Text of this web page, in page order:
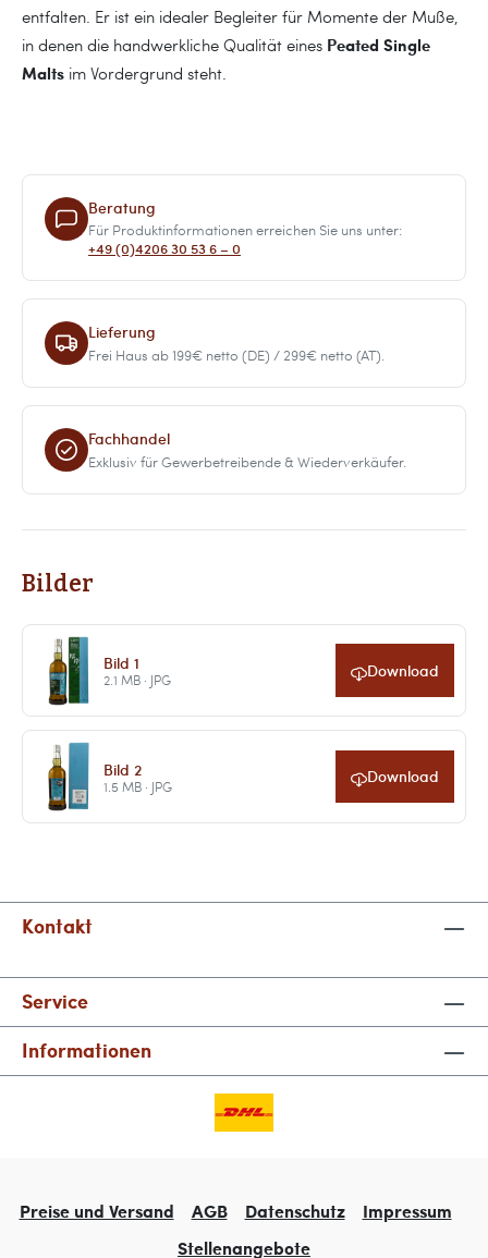
entfalten. Er ist ein idealer Begleiter für Momente der Muße,
in denen die handwerkliche Qualität eines Peated Single
Malts im Vordergrund steht.
Beratung
Für Produktinformationen erreichen Sie uns unter:
+49 (0)4206 30 53 6 – 0
Lieferung
Frei Haus ab 199€ netto (DE) / 299€ netto (AT).
Fachhandel
Exklusiv für Gewerbetreibende & Wiederverkäufer.
Bilder
Bild 1
2.1 MB · JPG Download
Bild 2
1.5 MB · JPG Download
Kontakt
Service
Informationen
Preise und Versand AGB Datenschutz
Impressum
Stellenangebote